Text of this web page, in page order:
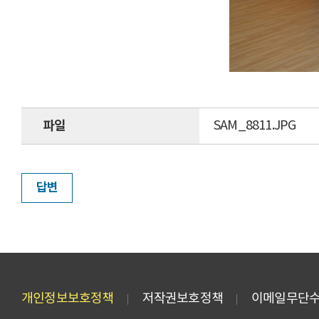
파일 SAM_8811.JPG
답변
개인정보보호정책 저작권보호정책 이메일무단